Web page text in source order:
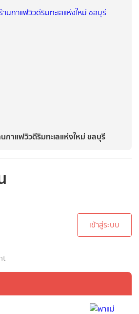
กาแฟวิวดีริมทะเลแห่งใหม่ ชลบุรี
เข้าสู่ระบบ